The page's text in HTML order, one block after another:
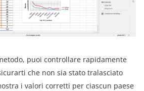
puoi controllare rapidamente
che non sia stato tralasciato
i valori corretti per ciascun paese